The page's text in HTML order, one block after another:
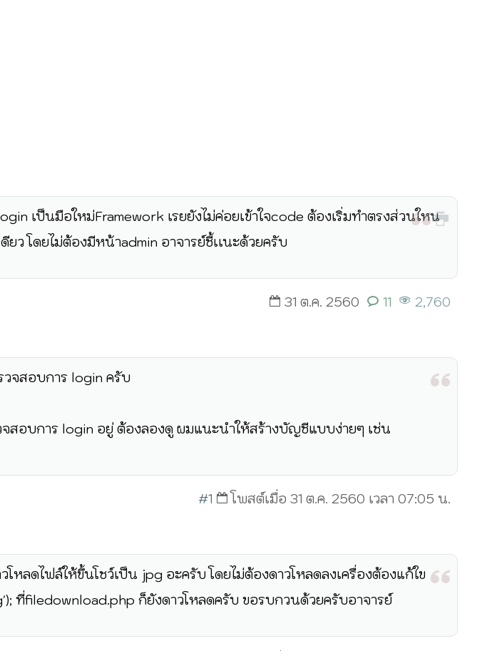
เป็นมือใหม่Framework เรยยังไม่ค่อยเข้าใจcode ต้องเริ่มทำตรงส่วนใหน
ว โดยไม่ต้องมีหน้าadmin อาจารย์ชี้เเนะด้วยครับ
31 ต.ค. 2560 11 2,760
จสอบการ login ครับ
อบการ login อยู่ ต้องลองดู ผมแนะนำให้สร้างบัญชีแบบง่ายๆ เช่น
#1 โพสต์เมื่อ 31 ต.ค. 2560 เวลา 07:05 น.
ลดไฟล์ให้ขึ้นโชว์เป็น jpg อะครับ โดยไม่ต้องดาวโหลดลงเครื่องต้องแก้ใข
ที่filedownload.php ก็ยังดาวโหลดครับ ขอรบกวนด้วยครับอาจารย์